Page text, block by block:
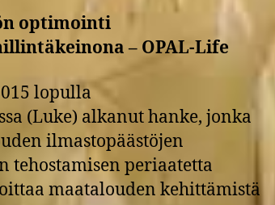
optimointi
– OPAL-Life
lopulla
(Luke) alkanut hanke, jonka
ilmastopäästöjen
tehostamisen periaatetta
maatalouden kehittämistä